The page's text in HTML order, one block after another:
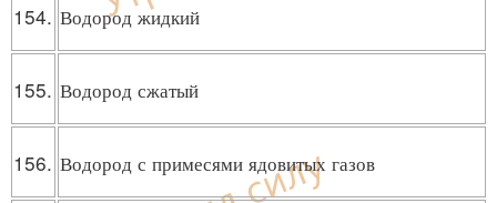
154. Водород жидкий
155. Водород сжатый
156. Водород с примесями ядовитых газов